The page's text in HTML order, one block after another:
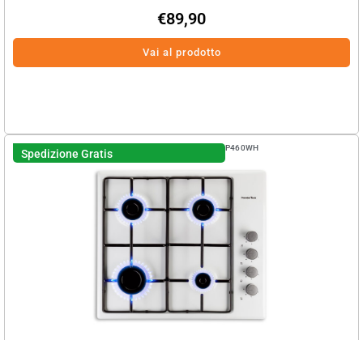
€89,90
Vai al prodotto
Spedizione Gratis P460WH